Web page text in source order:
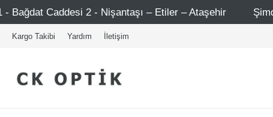
Nişantaşı – Etiler – Ataşehir Şimdi Üye ol ! 5000 TL
Kargo Takibi Yardım İletişim